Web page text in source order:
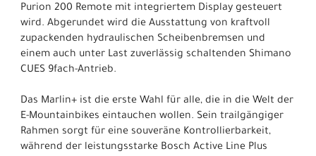
Purion 200 Remote mit integriertem Display gesteuert
wird. Abgerundet wird die Ausstattung von kraftvoll
zupackenden hydraulischen Scheibenbremsen und
einem auch unter Last zuverlässig schaltenden Shimano
CUES 9fach-Antrieb.
Das Marlin+ ist die erste Wahl für alle, die in die Welt der
E-Mountainbikes eintauchen wollen. Sein trailgängiger
Rahmen sorgt für eine souveräne Kontrollierbarkeit,
während der leistungsstarke Bosch Active Line Plus